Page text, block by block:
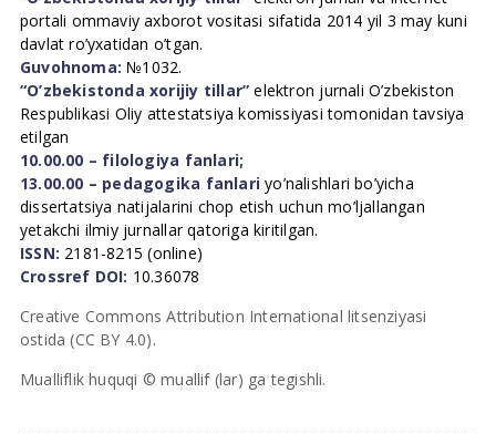
portali ommaviy axborot vositasi sifatida 2014 yil 3 may kuni
davlat ro’yxatidan o’tgan.
Guvohnoma: №1032.
“O’zbekistonda xorijiy tillar” elektron jurnali O’zbekiston
Respublikasi Oliy attestatsiya komissiyasi tomonidan tavsiya
etilgan
10.00.00 – filologiya fanlari;
13.00.00 – pedagogika fanlari yo’nalishlari bo’yicha
dissertatsiya natijalarini chop etish uchun mo’ljallangan
yetakchi ilmiy jurnallar qatoriga kiritilgan.
ISSN: 2181-8215 (online)
Crossref DOI: 10.36078
Creative Commons Attribution International litsenziyasi
ostida (CC BY 4.0).
Mualliflik huquqi © muallif (lar) ga tegishli.